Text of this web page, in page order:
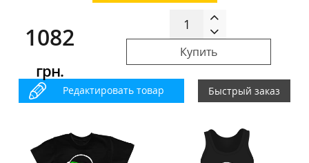
1082
грн.
Купить
Редактировать товар Быстрый заказ